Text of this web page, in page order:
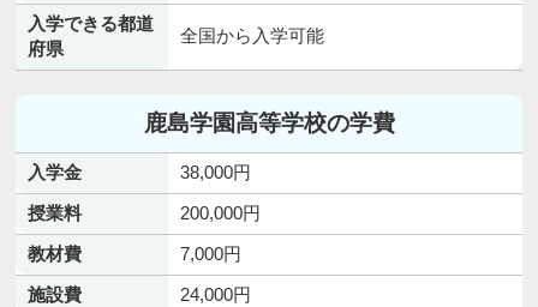
入学できる都道
府県
全国から入学可能
鹿島学園高等学校の学費
入学金
38,000円
授業料
200,000円
教材費
7,000円
施設費
24,000円